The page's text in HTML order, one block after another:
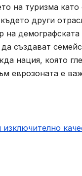
на туризма
други
демографската
създават
нация, която
еврозоната е